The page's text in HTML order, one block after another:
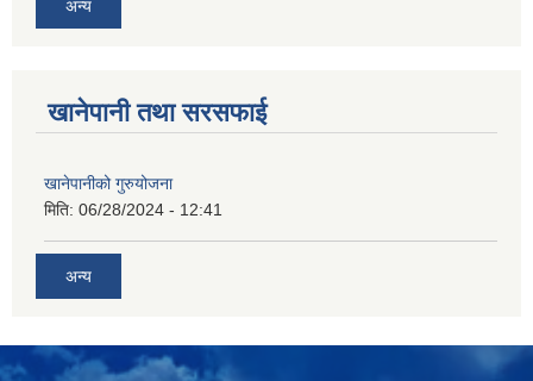
अन्य
खानेपानी तथा सरसफाई
खानेपानीको गुरुयोजना
मिति: 06/28/2024 - 12:41
अन्य